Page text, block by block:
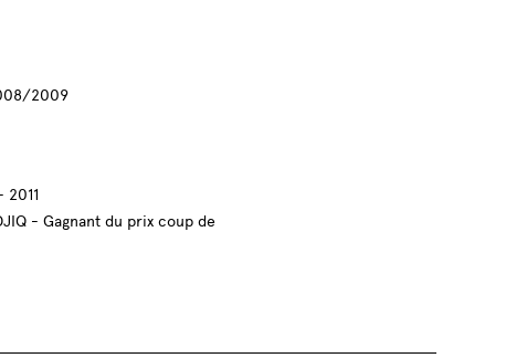
2009
- Gagnant du prix coup de